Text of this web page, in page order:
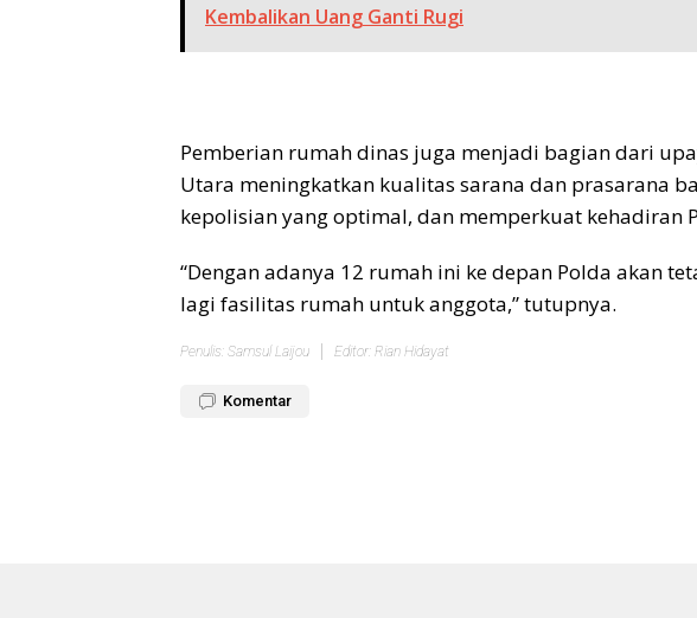
Kembalikan Uang Ganti Rugi
‎Pemberian rumah dinas juga menjadi bagian dari
Utara meningkatkan kualitas sarana dan prasarana
kepolisian yang optimal, dan memperkuat kehadiran
“Dengan adanya 12 rumah ini ke depan Polda akan
lagi fasilitas rumah untuk anggota,” tutupnya.
Penulis: Samsul Laijou Editor: Rian Hidayat
Komentar